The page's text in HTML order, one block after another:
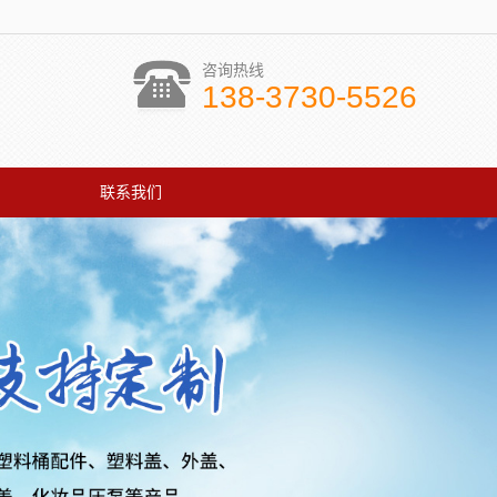
咨询热线
138-3730-5526
联系我们